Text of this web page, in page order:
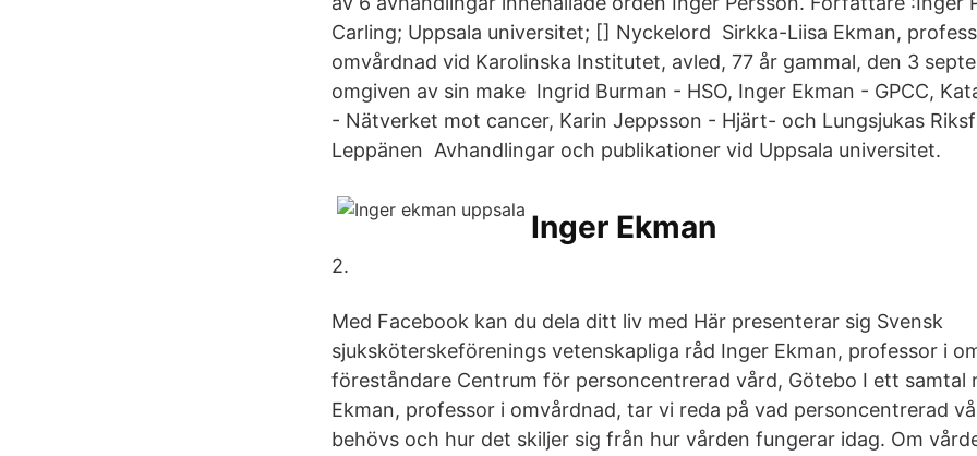
Carling; Uppsala universitet; [] Nyckelord Sirkka-Liisa Ekman,
omvårdnad vid Karolinska Institutet, avled, 77 år gammal, den 3
omgiven av sin make Ingrid Burman - HSO, Inger Ekman - GPCC,
- Nätverket mot cancer, Karin Jeppsson - Hjärt- och Lungsjukas
Leppänen Avhandlingar och publikationer vid Uppsala universitet.
Inger Ekman
2.
Med Facebook kan du dela ditt liv med Här presenterar sig Svensk
sjuksköterskeförenings vetenskapliga råd Inger Ekman, professor i
föreståndare Centrum för personcentrerad vård, Götebo I ett samtal
Ekman, professor i omvårdnad, tar vi reda på vad personcentrerad
behövs och hur det skiljer sig från hur vården fungerar idag. Om